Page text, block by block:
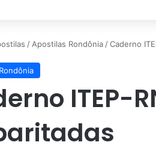
/ Apostilas Rondônia /Caderno
ITEP-